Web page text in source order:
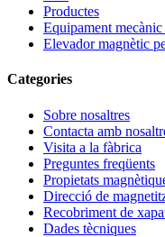
Productes
Equipament
Elevador magnètic
Categories
Sobre nosaltres
Contacta amb
Visita a la fàbrica
Preguntes freqüents
Propietats
Direcció de
Recobriment de
Dades tècniques